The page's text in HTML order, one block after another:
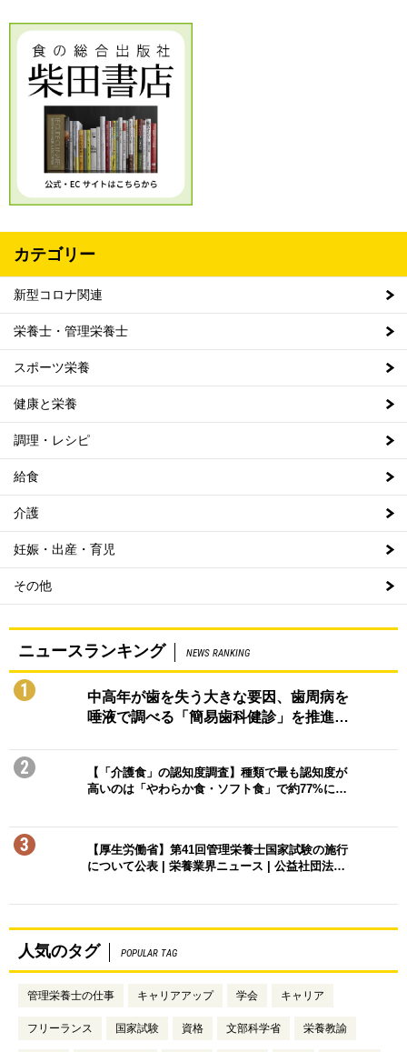
カテゴリー
新型コロナ関連
栄養士・管理栄養士
スポーツ栄養
健康と栄養
調理・レシピ
給食
介護
妊娠・出産・育児
その他
ニュースランキング NEWS RANKING
1
中高年が歯を失う大きな要因、歯周病を
唾液で調べる「簡易歯科健診」を推進…
2
【「介護食」の認知度調査】種類で最も認知度が
高いのは「やわらか食・ソフト食」で約77%に…
3
【厚生労働省】第41回管理栄養士国家試験の施行
について公表 | 栄養業界ニュース | 公益社団法…
人気のタグ POPULAR TAG
管理栄養士の仕事 キャリアアップ 学会 キャリア
フリーランス 国家試験 資格 文部科学省 栄養教諭